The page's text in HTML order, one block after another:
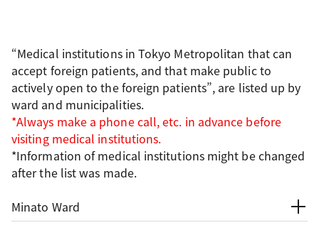
“Medical institutions in Tokyo Metropolitan that can
accept foreign patients, and that make public to
actively open to the foreign patients”, are listed up by
ward and municipalities.
*Always make a phone call, etc. in advance before
visiting medical institutions.
*Information of medical institutions might be changed
after the list was made.
Minato Ward